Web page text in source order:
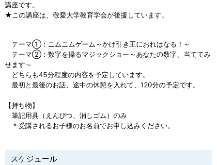
講座です。
★この講座は、敬愛大学教育学会が後援しています。
テーマ①：ニムニムゲーム～かけ引き王におれはなる！～
テーマ②：数字を操るマジックショー～あなたの数字、当ててみ
せます～
どちらも45分程度の内容を予定しています。
最初と最後のお話、途中の休憩を入れて、120分の予定です。
【持ち物】
筆記用具（えんぴつ、消しゴム）のみ
＊受講されるお子様のお名前でお申し込みください。
スケジュール